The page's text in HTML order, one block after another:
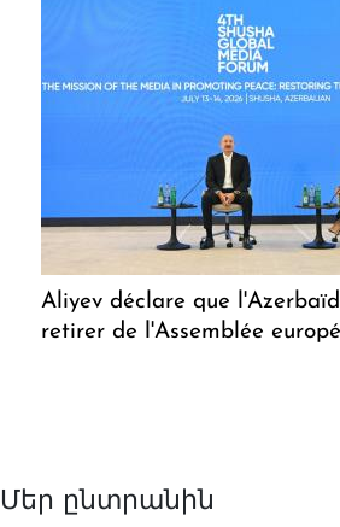
Aliyev déclare que
retirer de l'Assemblée
Մեր ընտրանին